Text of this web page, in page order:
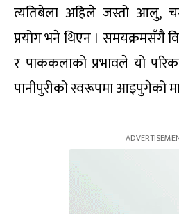
त्यतिबेला अहिले जस्तो आलु,
प्रयोग भने थिएन । समयक्रमसँगै
र पाककलाको प्रभावले यो
पानीपुरीको स्वरूपमा आइपुगेको